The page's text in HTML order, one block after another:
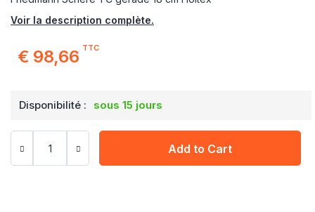
Voir la description complète.
€ 98,66 TTC
Disponibilité : sous 15 jours
Add to Cart